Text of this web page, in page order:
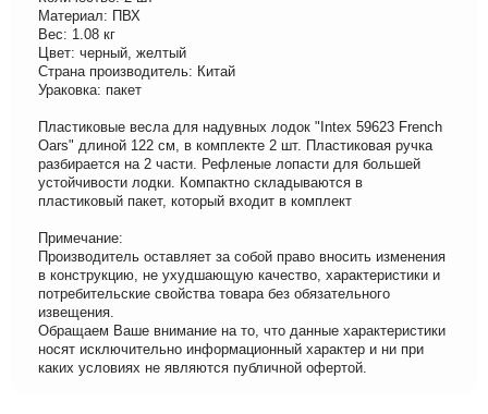
Материал: ПВХ
Вес: 1.08 кг
Цвет: черный, желтый
Страна производитель: Китай
Ураковка: пакет
Пластиковые весла для надувных лодок "Intex 59623 French
Oars" длиной 122 см, в комплекте 2 шт. Пластиковая ручка
разбирается на 2 части. Рефленые лопасти для большей
устойчивости лодки. Компактно складываются в
пластиковый пакет, который входит в комплект
Примечание:
Производитель оставляет за собой право вносить изменения
в конструкцию, не ухудшающую качество, характеристики и
потребительские свойства товара без обязательного
извещения.
Обращаем Ваше внимание на то, что данные характеристики
носят исключительно информационный характер и ни при
каких условиях не являются публичной офертой.